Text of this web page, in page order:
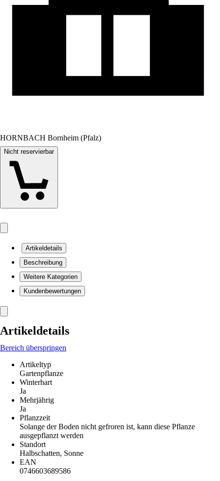
HORNBACH Bornheim (Pfalz)
Nicht reservierbar
Artikeldetails
Beschreibung
Weitere Kategorien
Kundenbewertungen
Artikeldetails
Bereich überspringen
Artikeltyp
Gartenpflanze
Winterhart
Ja
Mehrjährig
Ja
Pflanzzeit
Solange der Boden nicht gefroren ist, kann diese Pflanze
ausgepflanzt werden
Standort
Halbschatten, Sonne
EAN
0746603689586